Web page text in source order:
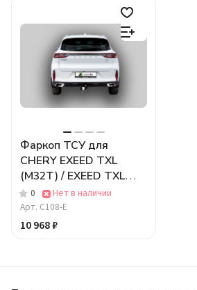
Фаркоп ТСУ для
CHERY EXEED TXL
(M32T) / EXEED TXL
(M32T) 2020 - .. г. в.(
ШАР ВСТАВКА 50*50 )
0
Нет в наличии
Арт. C108-E
10 968 ₽